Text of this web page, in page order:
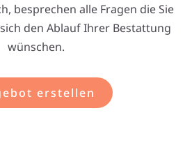
besprechen alle Fragen die Sie
den Ablauf Ihrer Bestattung
wünschen.
erstellen